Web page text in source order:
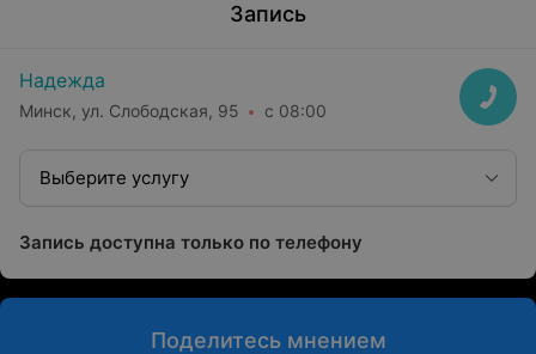
Запись
Надежда
Минск, ул. Слободская, 95 с 08:00
Выберите услугу
Запись доступна только по телефону
Поделитесь мнением